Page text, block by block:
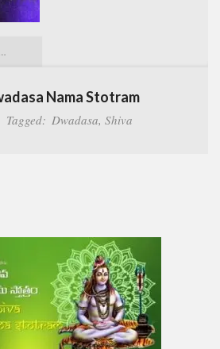
Nama Stotram
Tagged: Dwadasa, Shiva